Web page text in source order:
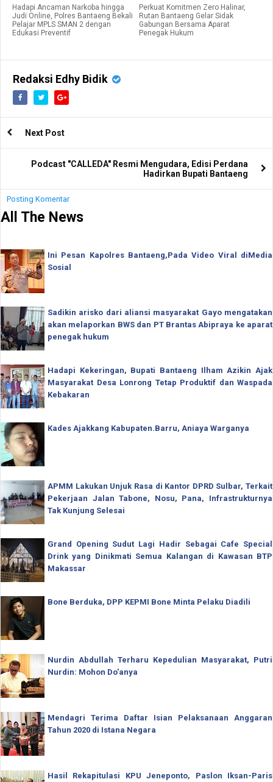
Hadapi Ancaman Narkoba hingga
Judi Online, Polres Bantaeng Bekali
Pelajar MPLS SMAN 2 dengan
Edukasi Preventif
Perkuat Komitmen Zero Halinar,
Rutan Bantaeng Gelar Sidak
Gabungan Bersama Aparat
Penegak Hukum
Redaksi Edhy Bidik
Next Post
Podcast "CALLEDA" Resmi Mengudara, Edisi Perdana
Hadirkan Bupati Bantaeng
Posting Komentar
All The News
Ini Pesan Kapolres Bantaeng,Pada Video Viral diMedia
Sosial
Sadikin arisko dari aliansi masyarakat Gayo mengatakan
akan melaporkan BWS dan PT Brantas Abipraya ke aparat
penegak hukum
Hadapi Kekeringan, Bupati Bantaeng Ilham Azikin Ajak
Masyarakat Desa Lonrong Tetap Produktif dan Waspada
Kebakaran
Kades Ajakkang Kabupaten.Barru, Aniaya Warganya
APMM Lakukan Unjuk Rasa di Kantor DPRD Sulbar, Terkait
Pekerjaan Jalan Tabone, Nosu, Pana, Infrastrukturnya
Tak Kunjung Selesai
Grand Opening Sudut Lagi Hadir Sebagai Cafe Special
Drink yang Dinikmati Semua Kalangan di Kawasan BTP
Makassar
Bone Berduka, DPP KEPMI Bone Minta Pelaku Diadili
Nurdin Abdullah Terharu Kepedulian Masyarakat, Putri
Nurdin: Mohon Do'anya
Mendagri Terima Daftar Isian Pelaksanaan Anggaran
Tahun 2020 di Istana Negara
Hasil Rekapitulasi KPU Jeneponto, Paslon Iksan-Paris